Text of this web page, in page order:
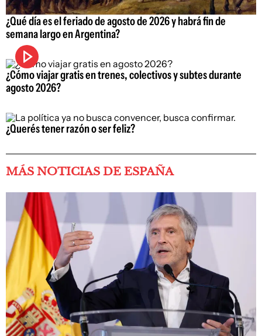
¿Qué día es el feriado de agosto de 2026 y habrá fin de
semana largo en Argentina?
¿Cómo viajar gratis en trenes, colectivos y subtes durante
agosto 2026?
¿Querés tener razón o ser feliz?
MÁS NOTICIAS DE ESPAÑA